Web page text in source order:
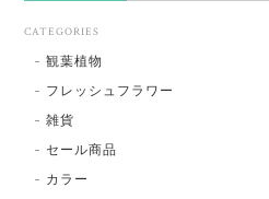
CATEGORIES
観葉植物
フレッシュフラワー
雑貨
セール商品
カラー